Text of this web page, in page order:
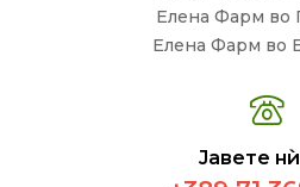
Елена Фарм во
Елена Фарм во
Јавете